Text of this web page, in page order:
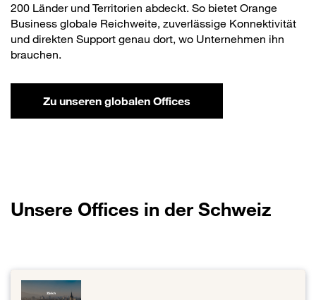
200 Länder und Territorien abdeckt. So bietet Orange
Business globale Reichweite, zuverlässige Konnektivität
und direkten Support genau dort, wo Unternehmen ihn
brauchen.
Zu unseren globalen Offices
Unsere Offices in der Schweiz